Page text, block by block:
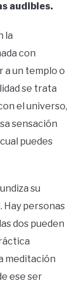
audibles.
la
con
a un templo o
se trata
el universo,
sensación
puedes
su
Hay personas
dos pueden
meditación
ese ser